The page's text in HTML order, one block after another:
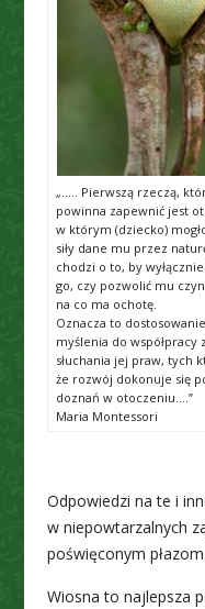
„….. Pierwszą rzeczą,
powinna zapewnić jest
w którym (dziecko)
siły dane mu przez
chodzi o to, by
go, czy pozwolić mu
na co ma ochotę.
Oznacza to
myślenia do współpracy
słuchania jej praw, tych
że rozwój dokonuje się
doznań w otoczeniu….”
Maria Montessori
Odpowiedzi na te i
w niepowtarzalnych
poświęconym płazom.
Wiosna to najlepsza